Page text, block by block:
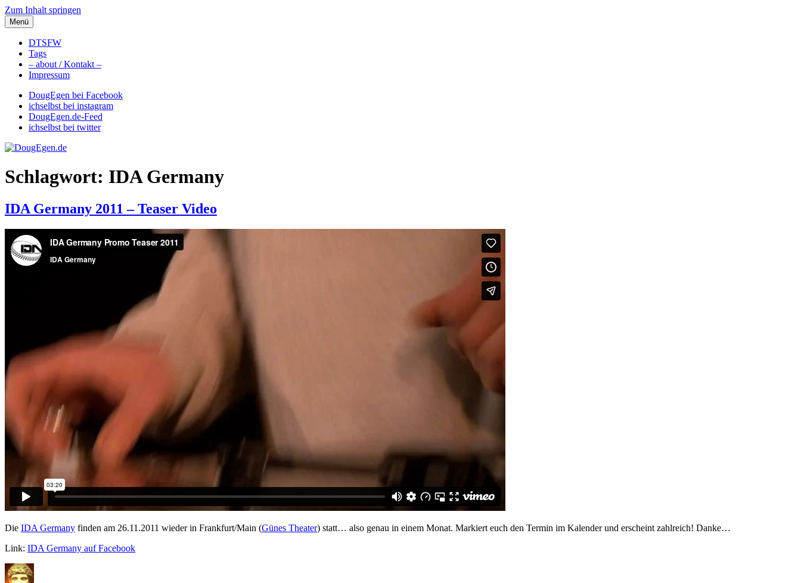
Zum Inhalt springen
DougEgen.de
Musik, Gedanken und Informationen / Ich bin Doug Egen!
Menü
DTSFW
Tags
– about / Kontakt –
Impressum
DougEgen bei Facebook
ichselbst bei instagram
DougEgen.de-Feed
ichselbst bei twitter
Schlagwort: IDA Germany
IDA Germany 2011 – Teaser Video
Die IDA Germany finden am 26.11.2011 wieder in Frankfurt/Main (Günes Theater) statt… also genau in einem Monat. Markiert euch den Termin im Kalender und erscheint zahlreich! Danke…
Link: IDA Germany auf Facebook